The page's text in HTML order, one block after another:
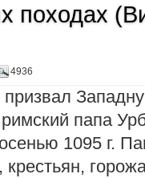
походах
4936
папа
1095 г.
крестьян,